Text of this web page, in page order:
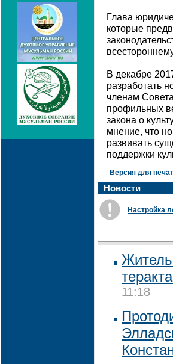
Глава
которые
В декабре
разработать
членам
профильных
закона о
мнение, что
развивать
поддержки
Версия для
Новости
Настройка
11:18